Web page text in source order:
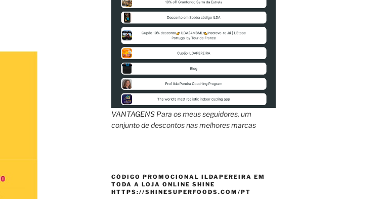
VANTAGENSPara os meus seguidores, um
conjunto de descontos nas melhores marcas
CÓDIGO PROMOCIONAL ILDAPEREIRA EM
TODA A LOJA ONLINE SHINE
HTTPS://SHINESUPERFOODS.COM/PT